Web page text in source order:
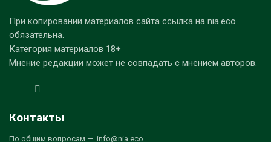
При копировании материалов сайта ссылка на nia.eco
обязательна.
Категория материалов 18+
Мнение редакции может не совпадать с мнением авторов.
Контакты
По общим вопросам — info@nia.eco